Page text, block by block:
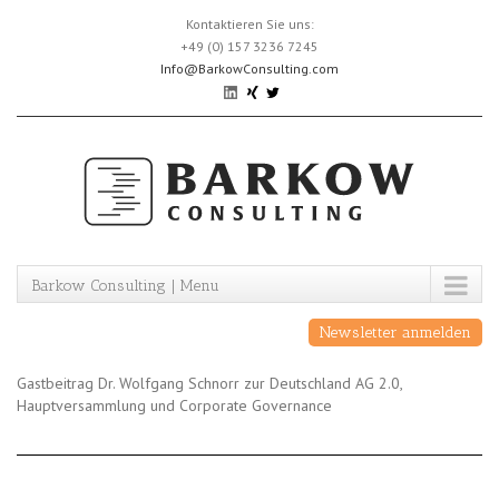
Kontaktieren Sie uns:
+49 (0) 157 3236 7245
Info@BarkowConsulting.com
Barkow Consulting | Menu
Newsletter anmelden
Gastbeitrag Dr. Wolfgang Schnorr zur Deutschland AG 2.0,
Hauptversammlung und Corporate Governance